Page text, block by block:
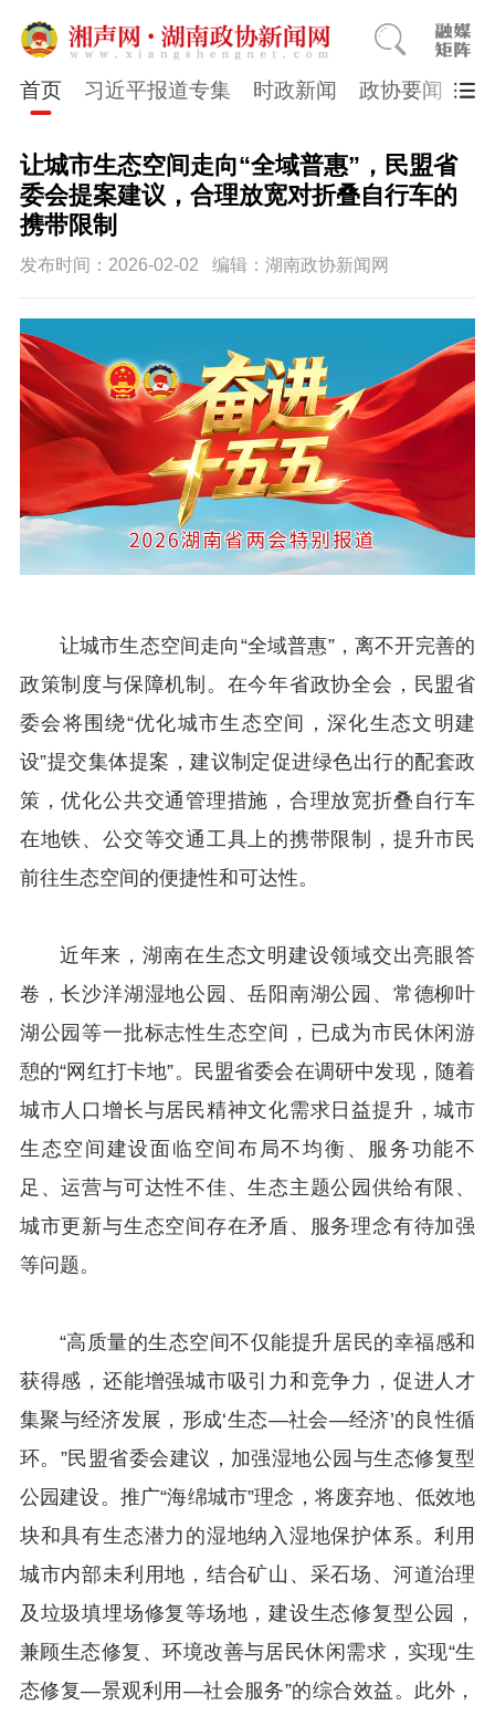
首页 习近平报道专集 时政新闻 政协要闻 市
让城市生态空间走向“全域普惠”，民盟省
委会提案建议，合理放宽对折叠自行车的
携带限制
发布时间：2026-02-02 编辑：湖南政协新闻网
让城市生态空间走向“全域普惠”，离不开完善的
政策制度与保障机制。在今年省政协全会，民盟省
委会将围绕“优化城市生态空间，深化生态文明建
设”提交集体提案，建议制定促进绿色出行的配套政
策，优化公共交通管理措施，合理放宽折叠自行车
在地铁、公交等交通工具上的携带限制，提升市民
前往生态空间的便捷性和可达性。
近年来，湖南在生态文明建设领域交出亮眼答
卷，长沙洋湖湿地公园、岳阳南湖公园、常德柳叶
湖公园等一批标志性生态空间，已成为市民休闲游
憩的“网红打卡地”。民盟省委会在调研中发现，随着
城市人口增长与居民精神文化需求日益提升，城市
生态空间建设面临空间布局不均衡、服务功能不
足、运营与可达性不佳、生态主题公园供给有限、
城市更新与生态空间存在矛盾、服务理念有待加强
等问题。
“高质量的生态空间不仅能提升居民的幸福感和
获得感，还能增强城市吸引力和竞争力，促进人才
集聚与经济发展，形成‘生态—社会—经济’的良性循
环。”民盟省委会建议，加强湿地公园与生态修复型
公园建设。推广“海绵城市”理念，将废弃地、低效地
块和具有生态潜力的湿地纳入湿地保护体系。利用
城市内部未利用地，结合矿山、采石场、河道治理
及垃圾填埋场修复等场地，建设生态修复型公园，
兼顾生态修复、环境改善与居民休闲需求，实现“生
态修复—景观利用—社会服务”的综合效益。此外，